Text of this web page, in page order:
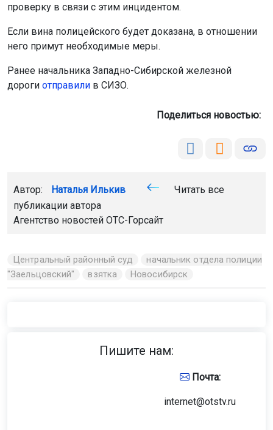
проверку в связи с этим инцидентом.
Если вина полицейского будет доказана, в отношении
него примут необходимые меры.
Ранее начальника Западно-Сибирской железной
дороги отправили в СИЗО.
Поделиться новостью:
Автор: Наталья Илькив
Читать все
публикации автора
Агентство новостей ОТС-Горсайт
Центральный районный суд
начальник отдела полиции
"Заельцовский"
взятка Новосибирск
Пишите нам:
Почта:
internet@otstv.ru